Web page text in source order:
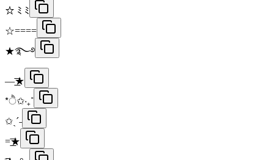
☆ ﾐ ﾐ
☆====
★࿐࿔
—͟͟͞͞★
*ੈ✩‧₊˚
✩ˎˊ˗
=͟͟͞͞★